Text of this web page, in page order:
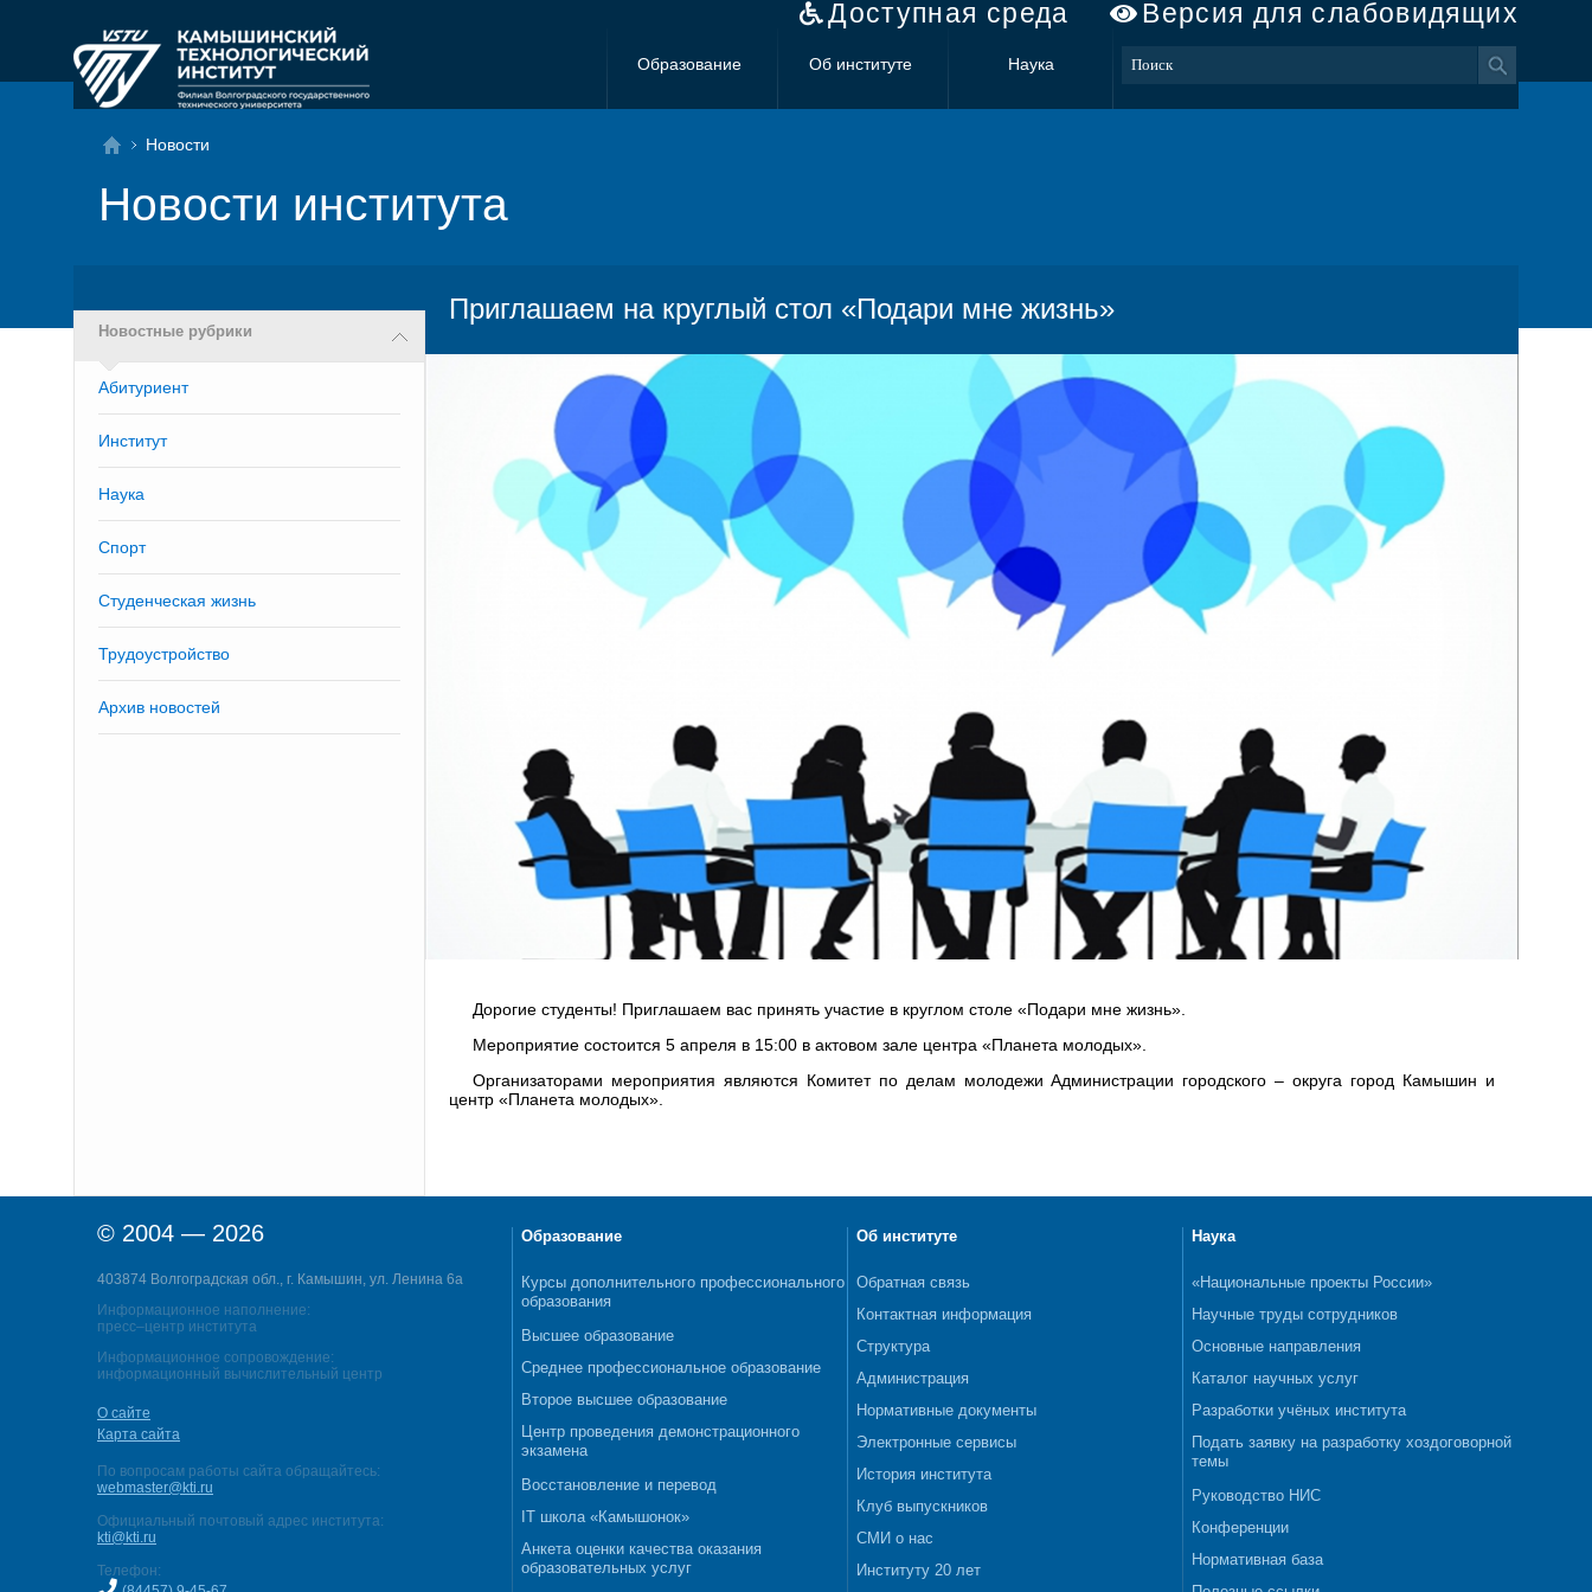
Доступная среда Версия для слабовидящих
Образование Об институте Наука
Новости
Новости института
Новостные рубрики
Абитуриент
Институт
Наука
Спорт
Студенческая жизнь
Трудоустройство
Архив новостей
Приглашаем на круглый стол «Подари мне жизнь»
Дорогие студенты! Приглашаем вас принять участие в круглом столе «Подари мне жизнь».
Мероприятие состоится 5 апреля в 15:00 в актовом зале центра «Планета молодых».
Организаторами мероприятия являются Комитет по делам молодежи Администрации городского – округа город Камышин и
центр «Планета молодых».
© 2004 — 2026
403874 Волгоградская обл., г. Камышин, ул. Ленина 6а
Информационное наполнение:
пресс–центр института
Информационное сопровождение:
информационный вычислительный центр
О сайте
Карта сайта
По вопросам работы сайта обращайтесь:
webmaster@kti.ru
Официальный почтовый адрес института:
kti@kti.ru
Телефон:
Образование
Курсы дополнительного профессионального
образования
Высшее образование
Среднее профессиональное образование
Второе высшее образование
Центр проведения демонстрационного
экзамена
Восстановление и перевод
IT школа «Камышонок»
Анкета оценки качества оказания
образовательных услуг
Об институте
Обратная связь
Контактная информация
Структура
Администрация
Нормативные документы
Электронные сервисы
История института
Клуб выпускников
СМИ о нас
Институту 20 лет
Наука
«Национальные проекты России»
Научные труды сотрудников
Основные направления
Каталог научных услуг
Разработки учёных института
Подать заявку на разработку хоздоговорной
темы
Руководство НИС
Конференции
Нормативная база